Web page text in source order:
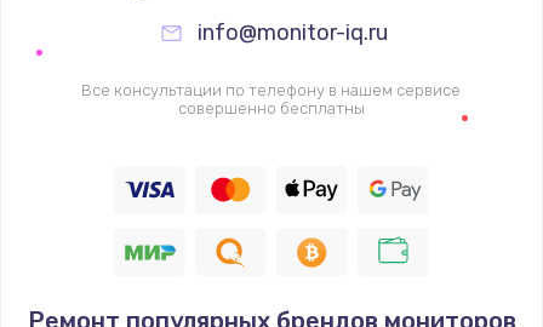
Ремонт цепей питания
2500 руб.
Заказать
Замена жесткого диска
Заказать
Установка драйверов
info@monitor-iq.ru
Все консультации по телефону в нашем сервисе
совершенно бесплатны
Ремонт популярных брендов мониторов